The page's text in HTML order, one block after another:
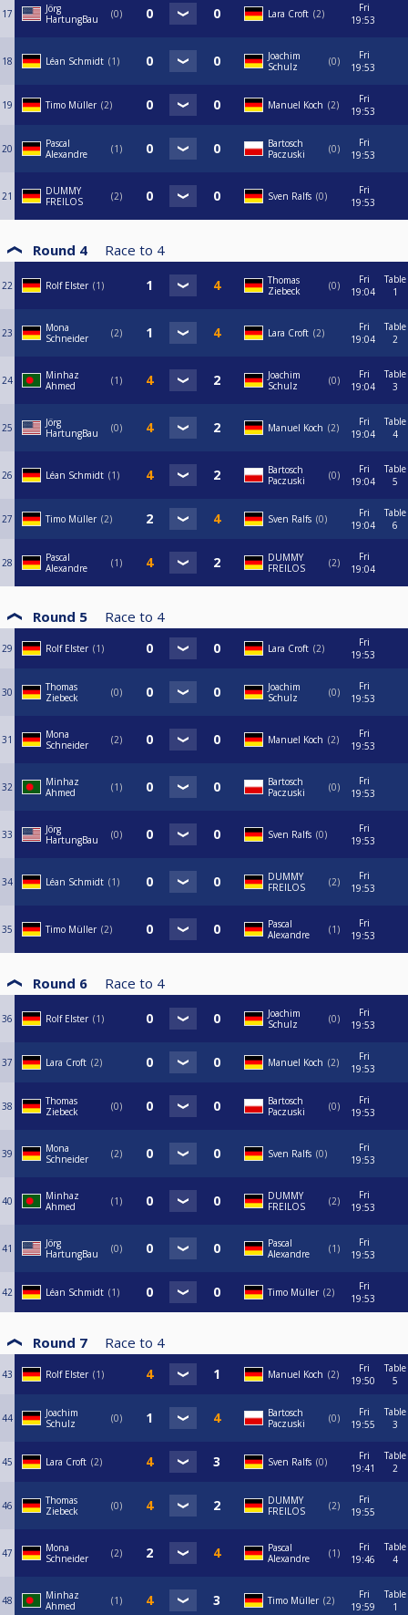
17
Jörg
HartungBau
0 Lara Croft 2
Fri
19:53
18 Léan Schmidt 1
Joachim
Schulz
0
Fri
19:53
19 Timo Müller 2 Manuel Koch 2
Fri
19:53
20
Pascal
Alexandre
1
Bartosch
Paczuski
0
Fri
19:53
21
DUMMY
FREILOS
2 Sven Ralfs 0
Fri
19:53
Round 4 Race to 4
22 Rolf Elster 1
Thomas
Ziebeck
0
Fri
19:04
Table
1
23
Mona
Schneider
2 Lara Croft 2
Fri
19:04
Table
2
24
Minhaz
Ahmed
1
Joachim
Schulz
0
Fri
19:04
Table
3
25
Jörg
HartungBau
0 Manuel Koch 2
Fri
19:04
Table
4
26 Léan Schmidt 1
Bartosch
Paczuski
0
Fri
19:04
Table
5
27 Timo Müller 2 Sven Ralfs 0
Fri
19:04
Table
6
28
Pascal
Alexandre
1
DUMMY
FREILOS
2
Fri
19:04
Round 5 Race to 4
29 Rolf Elster 1 Lara Croft 2
Fri
19:53
30
Thomas
Ziebeck
0
Joachim
Schulz
0
Fri
19:53
31
Mona
Schneider
2 Manuel Koch 2
Fri
19:53
32
Minhaz
Ahmed
1
Bartosch
Paczuski
0
Fri
19:53
33
Jörg
HartungBau
0 Sven Ralfs 0
Fri
19:53
34 Léan Schmidt 1
DUMMY
FREILOS
2
Fri
19:53
35 Timo Müller 2
Pascal
Alexandre
1
Fri
19:53
Round 6 Race to 4
36 Rolf Elster 1
Joachim
Schulz
0
Fri
19:53
37 Lara Croft 2 Manuel Koch 2
Fri
19:53
38
Thomas
Ziebeck
0
Bartosch
Paczuski
0
Fri
19:53
39
Mona
Schneider
2 Sven Ralfs 0
Fri
19:53
40
Minhaz
Ahmed
1
DUMMY
FREILOS
2
Fri
19:53
41
Jörg
HartungBau
0
Pascal
Alexandre
1
Fri
19:53
42 Léan Schmidt 1 Timo Müller 2
Fri
19:53
Round 7 Race to 4
43 Rolf Elster 1 Manuel Koch 2
Fri
19:50
Table
5
44
Joachim
Schulz
0
Bartosch
Paczuski
0
Fri
19:55
Table
3
45 Lara Croft 2 Sven Ralfs 0
Fri
19:41
Table
2
46
Thomas
Ziebeck
0
DUMMY
FREILOS
2
Fri
19:55
47
Mona
Schneider
2
Pascal
Alexandre
1
Fri
19:46
Table
4
48
Minhaz
Ahmed
1 Timo Müller 2
Fri
19:59
Table
1